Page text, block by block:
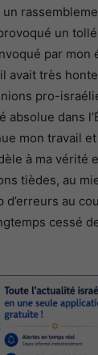
un
un tollé
par mon
avait très
pro-
absolue dans
mon travail et
à ma vérité
tièdes, au
d’erreurs au
cessé